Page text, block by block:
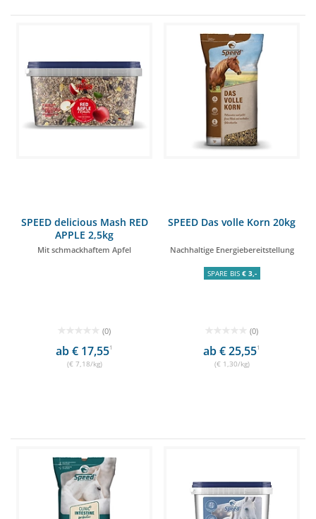
SPEED delicious Mash RED
APPLE 2,5kg
Mit schmackhaftem Apfel
(0)
ab € 17,551
(€ 7,18/kg)
SPEED Das volle Korn 20kg
Nachhaltige Energiebereitstellung
SPARE BIS € 3,-
(0)
ab € 25,551
(€ 1,30/kg)